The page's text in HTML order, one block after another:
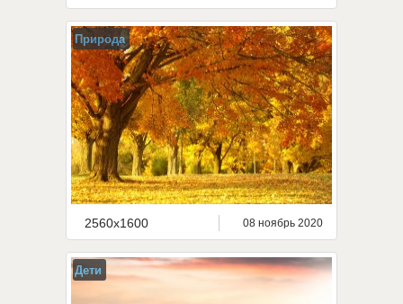
Природа
2560x1600 08 ноябрь 2020
Дети